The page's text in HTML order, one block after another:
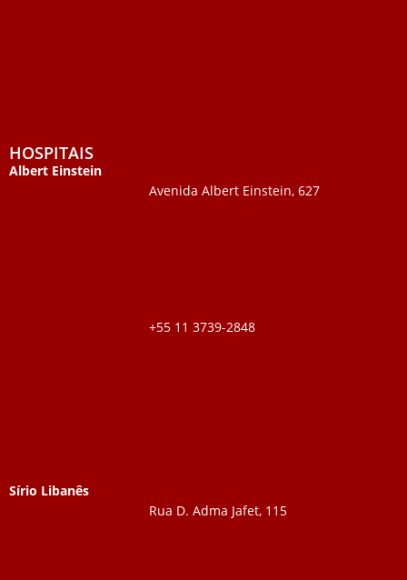
HOSPITAIS
Albert Einstein
Avenida Albert Einstein, 627
+55 11 3739-2848
Sírio Libanês
Rua D. Adma Jafet, 115